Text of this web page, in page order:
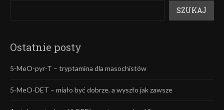
SZUKAJ
Ostatnie posty
5-MeO-pyr-T – tryptamina dla masochistów
5-MeO-DET – miało być dobrze, a wyszło jak zawsze